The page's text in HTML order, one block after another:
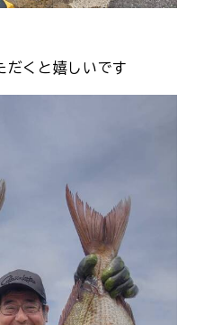
だくと嬉しいです